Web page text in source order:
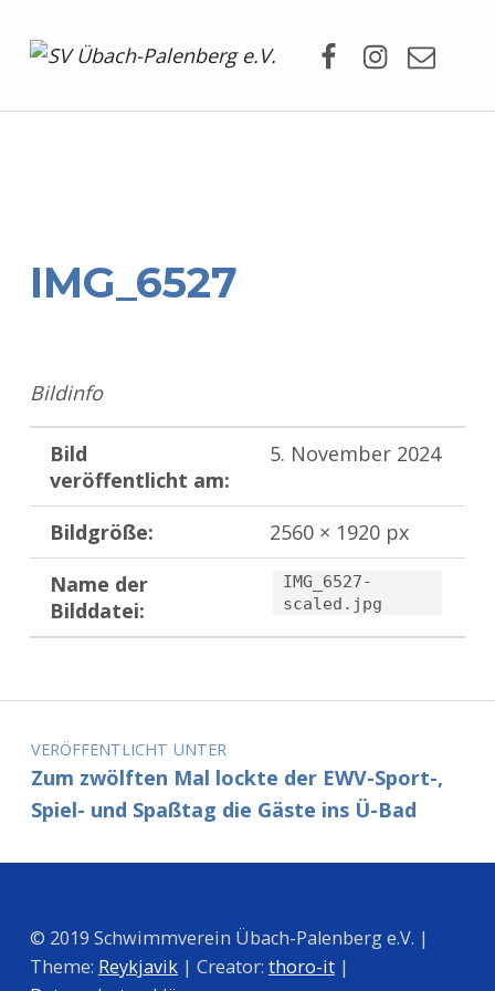
IMG_6527
Bildinfo
Bild
veröffentlicht am:
5. November 2024
Bildgröße:
2560 × 1920 px
Name der
Bilddatei:
IMG_6527-
scaled.jpg
Zurück zur Hauptnavigation springen
Beitragsnavigation
VERÖFFENTLICHT UNTER
Zum zwölften Mal lockte der EWV-Sport-,
Spiel- und Spaßtag die Gäste ins Ü-Bad
© 2019 Schwimmverein Übach-Palenberg e.V. |
Theme: Reykjavik| Creator: thoro-it|